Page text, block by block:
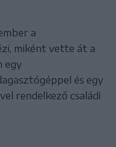
a
miként vette át a
egy
és egy
rendelkező családi